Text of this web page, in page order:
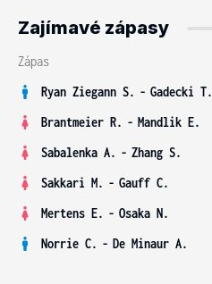
Zajímavé zápasy
Zápas
Ryan Ziegann S. - Gadecki T.
Brantmeier R. - Mandlik E.
Sabalenka A. - Zhang S.
Sakkari M. - Gauff C.
Mertens E. - Osaka N.
Norrie C. - De Minaur A.